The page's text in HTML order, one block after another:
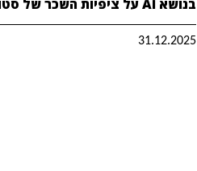
בנושא AI על ציפיות השכר של סטודנטים
31.12.2025